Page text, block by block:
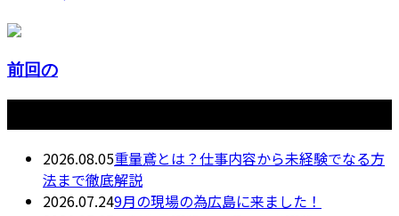
前回の
2026.08.05重量鳶とは？仕事内容から未経験でなる方
法まで徹底解説
2026.07.249月の現場の為広島に来ました！